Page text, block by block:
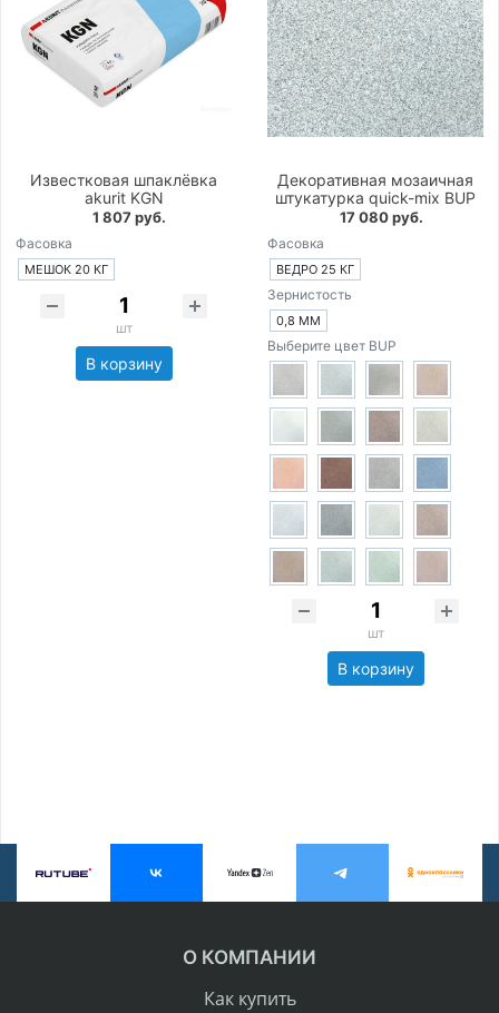
Известковая шпаклёвка
akurit KGN
1 807 руб.
Фасовка
МЕШОК 20 КГ
шт
В корзину
Декоративная мозаичная
штукатурка quick-mix BUP
17 080 руб.
Фасовка
ВЕДРО 25 КГ
Зернистость
0,8 ММ
Выберите цвет BUP
шт
В корзину
О КОМПАНИИ
Как купить